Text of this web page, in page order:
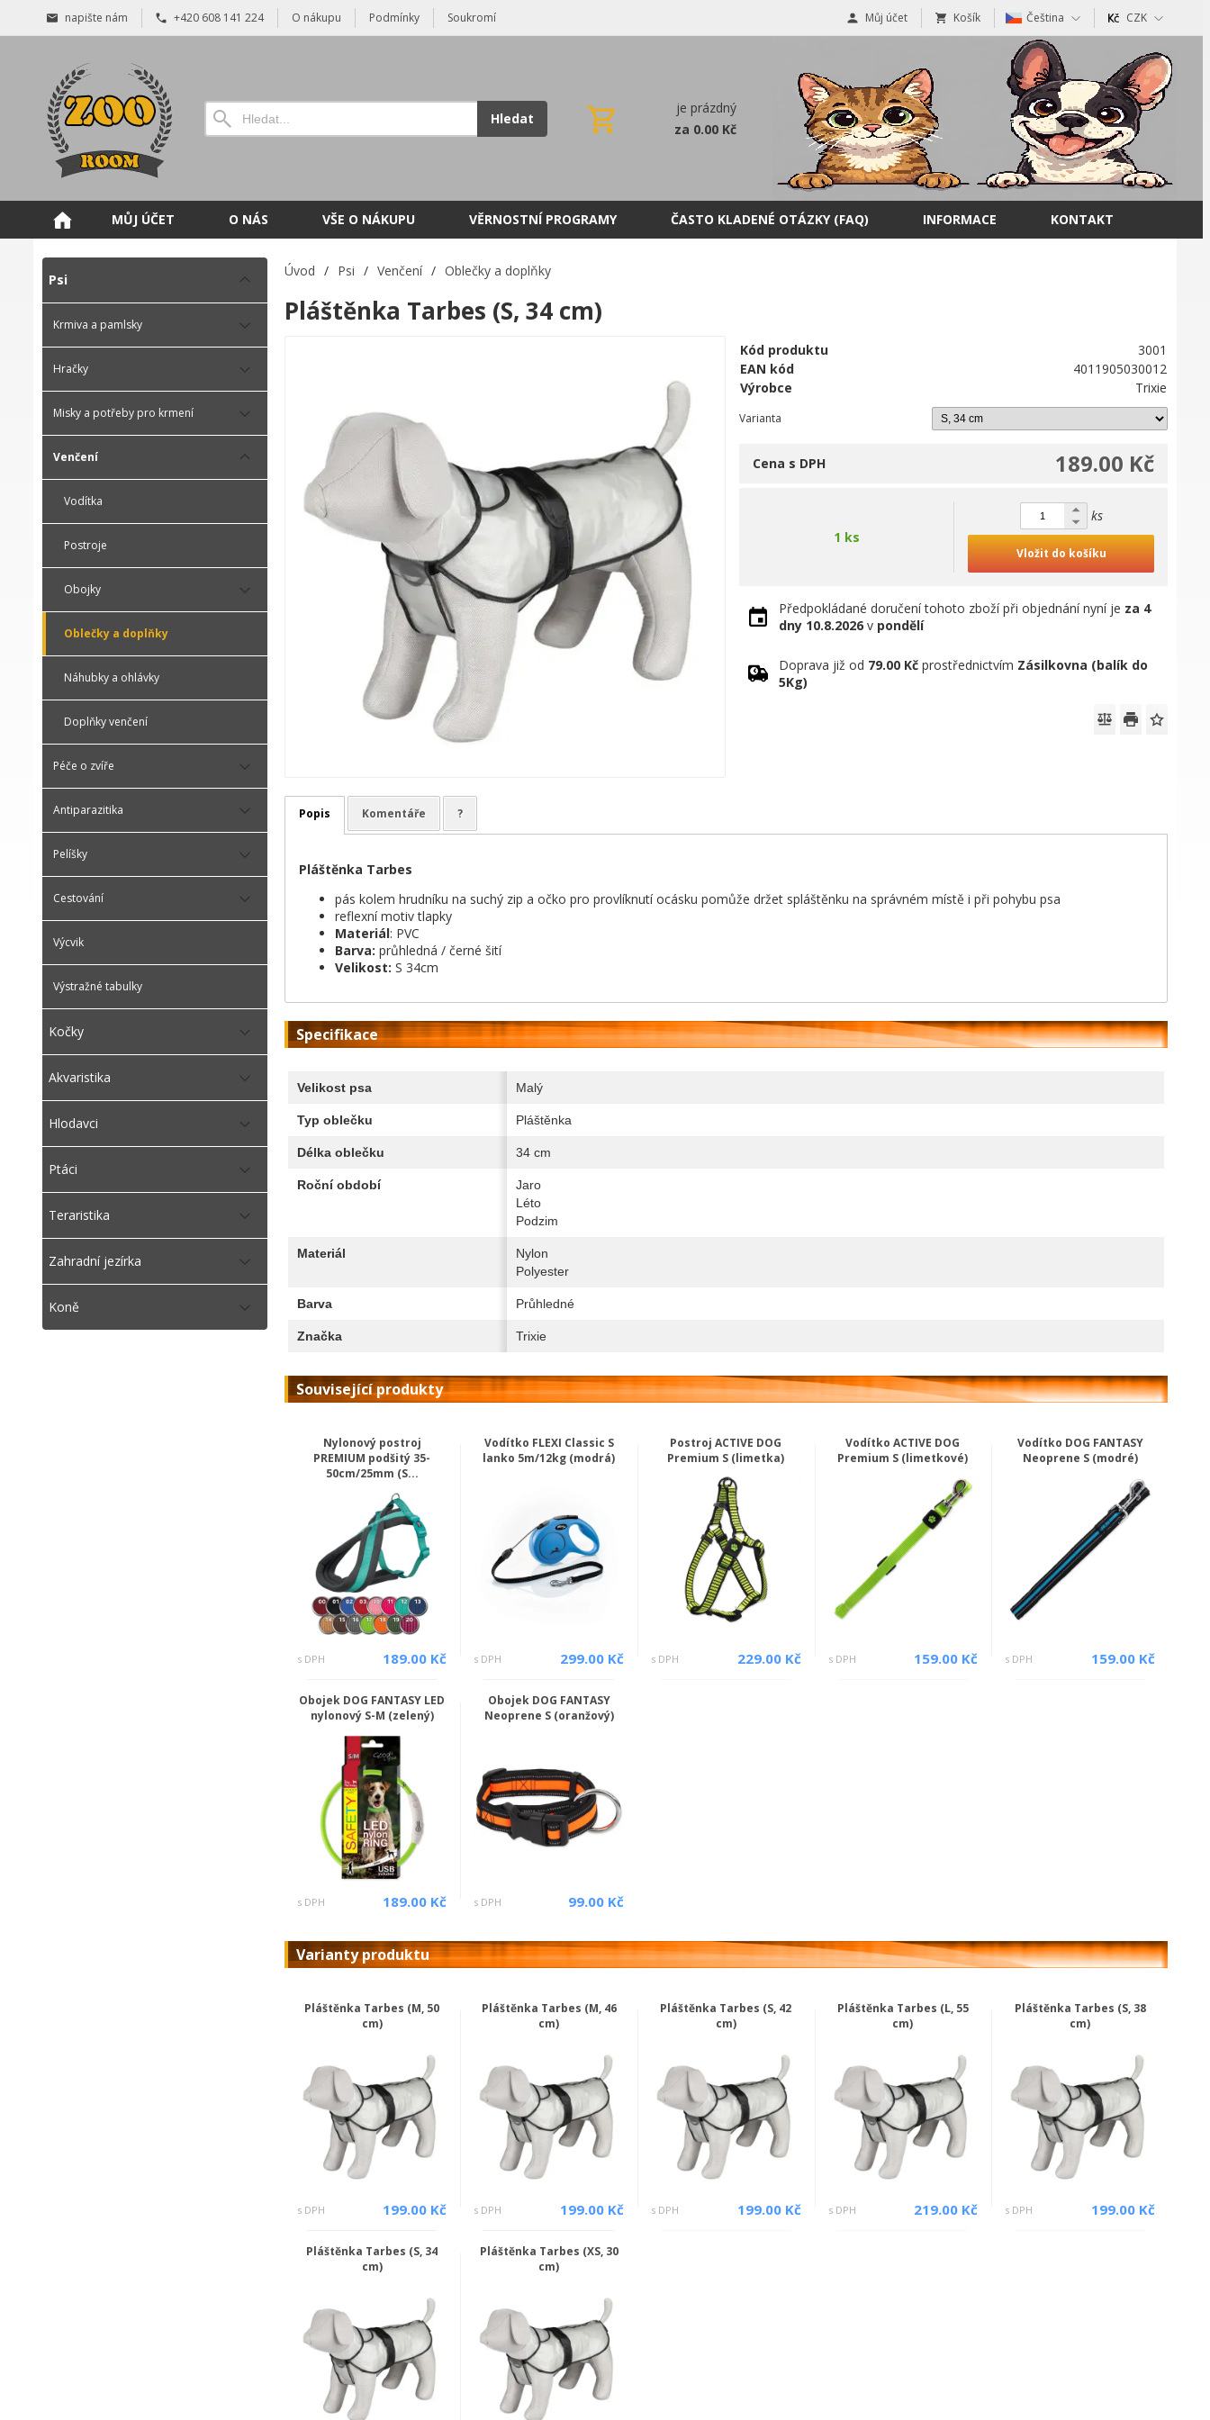
napište nám +420 608 141 224 O nákupu Podmínky Soukromí Můj účet Košík Čeština CZK
Hledat
je prázdný
za 0.00 Kč
MŮJ ÚČET O NÁS VŠE O NÁKUPU VĚRNOSTNÍ PROGRAMY ČASTO KLADENÉ OTÁZKY (FAQ) INFORMACE KONTAKT
Psi
Krmiva a pamlsky
Hračky
Misky a potřeby pro krmení
Venčení
Vodítka
Postroje
Obojky
Oblečky a doplňky
Náhubky a ohlávky
Doplňky venčení
Péče o zvíře
Antiparazitika
Pelíšky
Cestování
Výcvik
Výstražné tabulky
Kočky
Akvaristika
Hlodavci
Ptáci
Teraristika
Zahradní jezírka
Koně
Úvod / Psi / Venčení / Oblečky a doplňky
Pláštěnka Tarbes (S, 34 cm)
Kód produktu
3001
EAN kód
4011905030012
Výrobce
Trixie
Varianta
189.00 Kč
Cena s DPH
1 ks
ks
Vložit do košíku
Předpokládané doručení tohoto zboží při objednání nyní je za 4
dny 10.8.2026 v pondělí
Doprava již od 79.00 Kč prostřednictvím Zásilkovna (balík do
5Kg)
Popis Komentáře ?
Pláštěnka Tarbes
pás kolem hrudníku na suchý zip a očko pro provlíknutí ocásku pomůže držet spláštěnku na správném místě i při pohybu psa
reflexní motiv tlapky
Materiál: PVC
Barva: průhledná / černé šití
Velikost: S 34cm
Specifikace
Velikost psa Malý
Typ oblečku Pláštěnka
Délka oblečku 34 cm
Roční období
Jaro
Léto
Podzim
Materiál
Nylon
Polyester
Barva Průhledné
Značka Trixie
Související produkty
Nylonový postroj
PREMIUM podšitý 35-
50cm/25mm (S...
s DPH 189.00 Kč
Vodítko FLEXI Classic S
lanko 5m/12kg (modrá)
s DPH 299.00 Kč
Postroj ACTIVE DOG
Premium S (limetka)
s DPH 229.00 Kč
Vodítko ACTIVE DOG
Premium S (limetkové)
s DPH 159.00 Kč
Vodítko DOG FANTASY
Neoprene S (modré)
s DPH 159.00 Kč
Obojek DOG FANTASY LED
nylonový S-M (zelený)
s DPH 189.00 Kč
Obojek DOG FANTASY
Neoprene S (oranžový)
s DPH 99.00 Kč
Varianty produktu
Pláštěnka Tarbes (M, 50
cm)
s DPH 199.00 Kč
Pláštěnka Tarbes (M, 46
cm)
s DPH 199.00 Kč
Pláštěnka Tarbes (S, 42
cm)
s DPH 199.00 Kč
Pláštěnka Tarbes (L, 55
cm)
s DPH 219.00 Kč
Pláštěnka Tarbes (S, 38
cm)
s DPH 199.00 Kč
Pláštěnka Tarbes (S, 34
cm)
Pláštěnka Tarbes (XS, 30
cm)